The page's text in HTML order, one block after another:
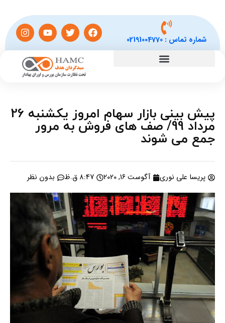
شماره تماس :02191004770
پیش بینی بازار سهام امروز یکشنبه 26
مرداد 99/ صف های فروش به مرور
جمع می شوند
پریسا علی نوری آگوست 16, 2020 8:47 ق.ظ بدون نظر